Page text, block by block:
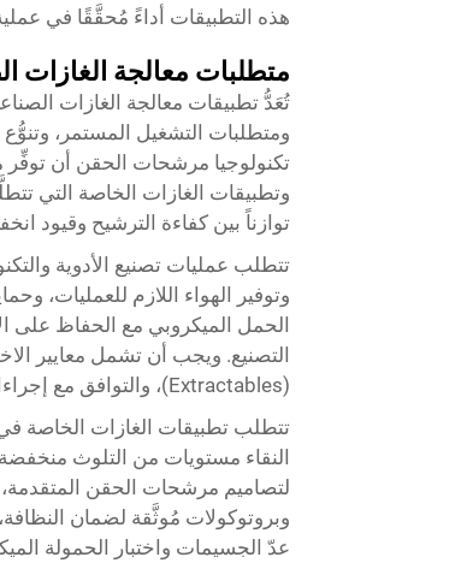
هذه التطبيقات أداءً مُحقَّقًا في
متطلبات معالجة الغازات
تُعَدُّ تطبيقات معالجة الغازات
ومتطلبات التشغيل المستمر،
تكنولوجيا مرشحات الحقن أن توفِّر
وتطبيقات الغازات الخاصة التي
توازناً بين كفاءة الترشيح وقيود
تتطلب عمليات تصنيع الأدوية
وتوفير الهواء اللازم للعمليات،
الحمل الميكروبي مع الحفاظ على
التصنيع. ويجب أن تشمل معايير
(Extractables)، والتوافق مع إجراءات التنظيف والتعقيم المستخدمة في تصنيع الأدوية.
تتطلب تطبيقات الغازات الخاصة في
النقاء مستويات من التلوث
لتصاميم مرشحات الحقن
وبروتوكولات مُوثَّقة لضمان
عدّ الجسيمات واختبار الحمولة